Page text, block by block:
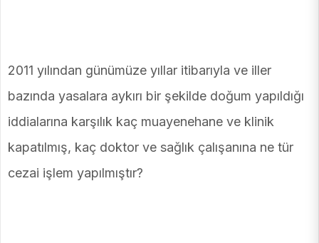
2011 yılından günümüze yıllar itibarıyla ve iller
bazında yasalara aykırı bir şekilde doğum yapıldığı
iddialarına karşılık kaç muayenehane ve klinik
kapatılmış, kaç doktor ve sağlık çalışanına ne tür
cezai işlem yapılmıştır?